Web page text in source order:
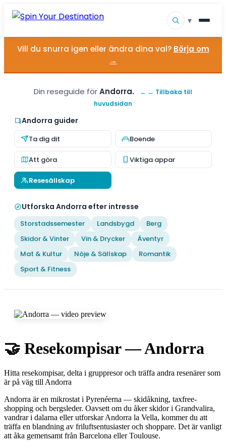
▾
Resmål
Om oss
Kontakt
Vill du snurra igen eller ändra dina val? Börja om
→
Din reseguide förAndorra.
← ← Tillbaka till
huvudsidan
Andorra guider
Ta dig dit Boende
Att göra Viktiga appar
Resesällskap
Utforska Andorra efter intresse
Storstadssemester Landsbygd
Berg
Skidor & Vinter
Vin & Drycker
Äventyr
Mat & Kultur
Nöje & Sällskap
Romantik
Sport & Fitness
🤝 Resekompisar — Andorra
Hitta resekompisar, delta i gruppresor och träffa andra resenärer som
är på väg till Andorra
Andorra är en mikrostat i Pyrenéerna — skidåkning, taxfree-
shopping och bergsleder. Oavsett om du åker skidor i Grandvalira,
vandrar i dalarna eller utforskar Andorra la Vella, kommer du att
träffa en blandning av friluftsentusiaster och shoppare. Det är vanligt
att åka gemensamt från Barcelona eller Toulouse.